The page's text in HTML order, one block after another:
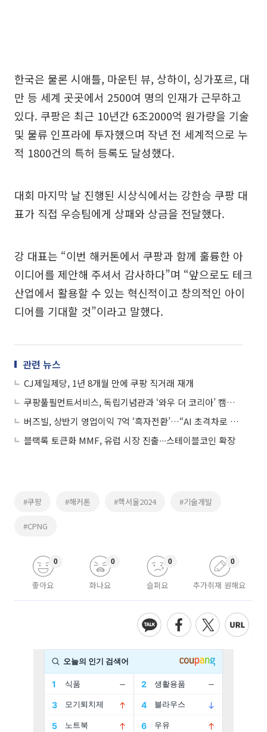
한국은 물론 시애틀, 마운틴 뷰, 상하이, 싱가포르, 대
만 등 세계 곳곳에서 2500여 명의 인재가 근무하고
있다. 쿠팡은 최근 10년간 6조2000억 원가량을 기술
및 물류 인프라에 투자했으며 작년 전 세계적으로 누
적 1800건의 특허 등록도 달성했다.
대회 마지막 날 진행된 시상식에서는 강한승 쿠팡 대
표가 직접 우승팀에게 상패와 상금을 전달했다.
강 대표는 “이번 해커톤에서 쿠팡과 함께 훌륭한 아
이디어를 제안해 주셔서 감사하다”며 “앞으로도 테크
산업에서 활용할 수 있는 혁신적이고 창의적인 아이
디어를 기대할 것”이라고 말했다.
관련 뉴스
CJ제일제당, 1년 8개월 만에 쿠팡 직거래 재개
쿠팡풀필먼트서비스, 독립기념관과 ‘와우 더 코리아’ 캠페인 실시
버즈빌, 상반기 영업이익 7억 ‘흑자전환’…“AI 초격차로 수익성 개선”
블랙록 토큰화 MMF, 유럽 시장 진출∙∙∙스테이블코인 확장
#쿠팡 #해커톤 #핵서울2024 #기술개발
#CPNG
좋아요
0
화나요
0
슬퍼요
0
추가취재 원해요
0